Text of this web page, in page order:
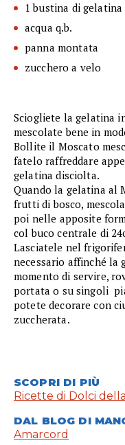
1 bustina di
acqua q.b.
panna montata
zucchero a velo
Sciogliete la gelatina
mescolate bene in
Bollite il Moscato
fatelo raffreddare
gelatina disciolta.
Quando la gelatina al
frutti di bosco,
poi nelle apposite
col buco centrale di
Lasciatele nel
necessario affinché la
momento di servire,
portata o su singoli
potete decorare con
zuccherata.
SCOPRI DI PIÙ
Ricette di Dolci
DAL BLOG DI
Amarcord